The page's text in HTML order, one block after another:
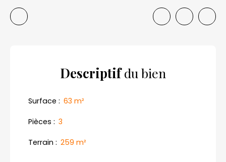
Descriptifdu bien
Surface : 63 m²
Pièces : 3
Terrain : 259 m²